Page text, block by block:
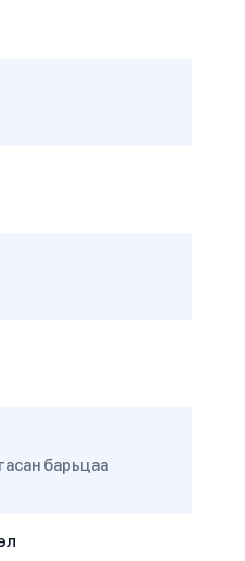
барьцаа